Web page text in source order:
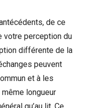
de ce
votre perception du
différente de la
peuvent
et à les
longueur
qu’au lit. Ce